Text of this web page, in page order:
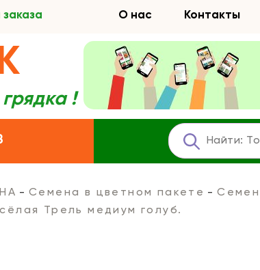
заказа О нас Контакты
!
Семена в цветном пакете
Трель медиум голуб.